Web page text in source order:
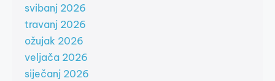
svibanj 2026
travanj 2026
ožujak 2026
veljača 2026
siječanj 2026